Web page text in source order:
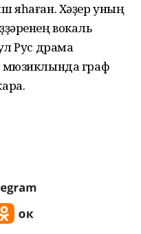
яһаған. Хәҙер уның
вокаль
Рус драма
мюзиклында граф